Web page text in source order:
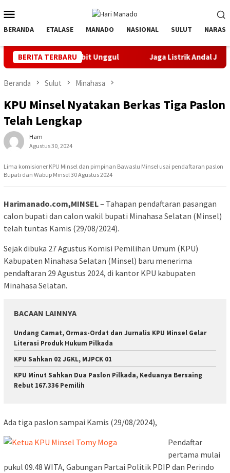
ke
kontenMobile
BERANDA ETALASE MANADO NASIONAL SULUT NARASI
BERITA TERBARU
Bibit Unggul Jaga Listrik Andal Jelang HUT ke-
Beranda Sulut Minahasa
KPU Minsel Nyatakan Berkas Tiga Paslon
Telah Lengkap
Ham
Agustus 30, 2024
Lima komisioner KPU Minsel dan pimpinan Bawaslu Minsel usai pendaftaran paslon
Bupati dan Wabup Minsel 30 Agustus 2024
Harimanado.com,MINSEL– Tahapan pendaftaran pasangan
calon bupati dan calon wakil bupati Minahasa Selatan (Minsel)
telah tuntas Kamis (29/08/2024).
Sejak dibuka 27 Agustus Komisi Pemilihan Umum (KPU)
Kabupaten Minahasa Selatan (Minsel) baru menerima
pendaftaran 29 Agustus 2024, di kantor KPU kabupaten
Minahasa Selatan.
BACAAN LAINNYA
Undang Camat, Ormas-Ordat dan Jurnalis KPU Minsel Gelar
Literasi Produk Hukum Pilkada
KPU Sahkan 02 JGKL, MJPCK 01
KPU Minut Sahkan Dua Paslon Pilkada, Keduanya Bersaing
Rebut 167.336 Pemilih
Ada tiga paslon sampai Kamis (29/08/2024),
Pendaftar
pertama mulai
pukul 09.48 WITA, Gabungan Partai Politik PDIP dan Perindo